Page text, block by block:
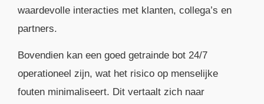
waardevolle interacties met klanten, collega’s en
partners.
Bovendien kan een goed getrainde bot 24/7
operationeel zijn, wat het risico op menselijke
fouten minimaliseert. Dit vertaalt zich naar